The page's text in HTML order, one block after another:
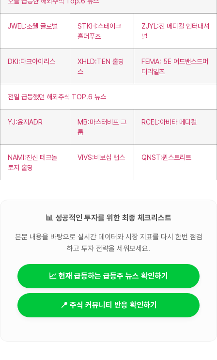
JWEL:조웰 글로벌
STKH:스테이크
홀더푸즈
ZJYL:진 메디컬 인터내셔
널
DKI:다크아이리스
XHLD:TEN 홀딩
스
FEMA: 5E 어드밴스드머
터리얼즈
전일 급등했던 해외주식 TOP.6 뉴스
YJ:윤지ADR
MB:마스터비프 그
룹
RCEL:아비타 메디컬
NAMI:진신 테크놀
로지 홀딩
VIVS:비보심 랩스 QNST:퀸스트리트
📊 성공적인 투자를 위한 최종 체크리스트
본문 내용을 바탕으로 실시간 데이터와 시장 지표를 다시 한번 점검
하고 투자 전략을 세워보세요.
📈 현재 급등하는 급등주 뉴스 확인하기
📍 주식 커뮤니티 반응 확인하기